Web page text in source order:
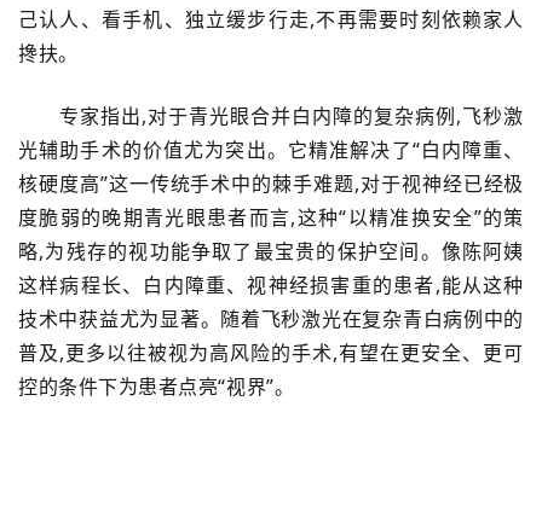
己认人、看手机、独立缓步行走,不再需要时刻依赖家人
搀扶。
专家指出,对于青光眼合并白内障的复杂病例,飞秒激
光辅助手术的价值尤为突出。它精准解决了“白内障重、
核硬度高”这一传统手术中的棘手难题,对于视神经已经极
度脆弱的晚期青光眼患者而言,这种“以精准换安全”的策
略,为残存的视功能争取了最宝贵的保护空间。像陈阿姨
这样病程长、白内障重、视神经损害重的患者,能从这种
技术中获益尤为显著。随着飞秒激光在复杂青白病例中的
普及,更多以往被视为高风险的手术,有望在更安全、更可
控的条件下为患者点亮“视界”。